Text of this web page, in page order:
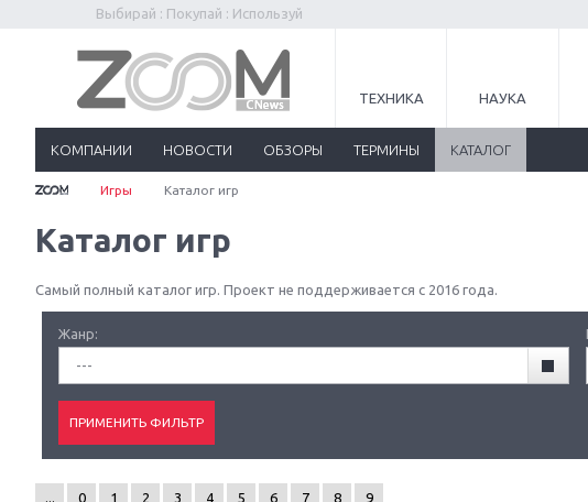
Выбирай : Покупай : Используй
ТЕХНИКА НАУКА
КОМПАНИИ НОВОСТИ ОБЗОРЫ ТЕРМИНЫ КАТАЛОГ
Игры Каталог игр
Каталог игр
Самый полный каталог игр. Проект не поддерживается с 2016 года.
Жанр:
---
0 1 2 3 4 5 6 7 8
9